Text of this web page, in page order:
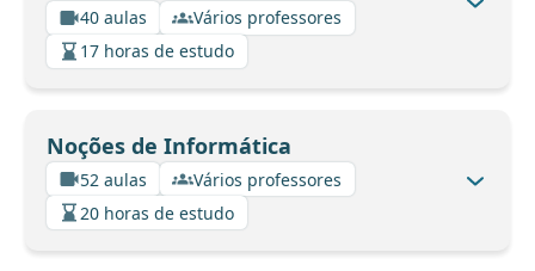
40 aulas
Vários professores
17 horas de estudo
Noções de Informática
52 aulas
Vários professores
20 horas de estudo